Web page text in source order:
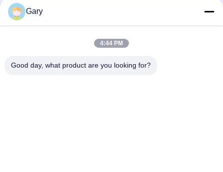
Doppelkegel -Drehvakuumtrockner
Gary
4:44 PM
Good day, what product are you looking for?